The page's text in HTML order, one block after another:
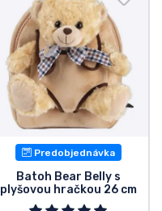
Predobjednávka
Batoh Bear Belly s
plyšovou hračkou 26 cm